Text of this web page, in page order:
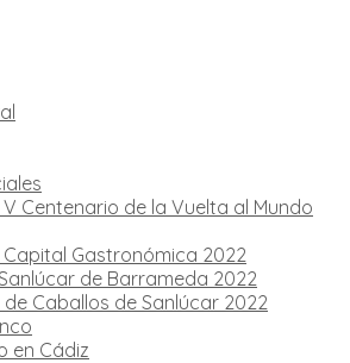
Centenario de la Vuelta al Mundo
Gastronómica 2022
de Barrameda 2022
Caballos de Sanlúcar 2022
en Cádiz